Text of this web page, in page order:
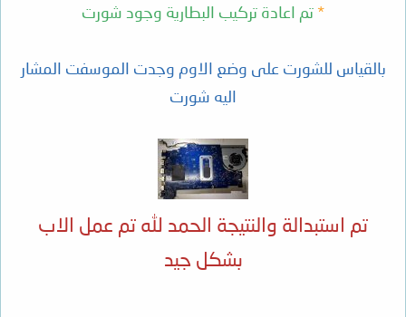
* تم اعادة تركيب البطارية وجود شورت
بالقياس للشورت على وضع الاوم وجدت الموسفت المشار
اليه شورت
تم استبدالة والنتيجة الحمد لله تم عمل الاب
بشكل جيد